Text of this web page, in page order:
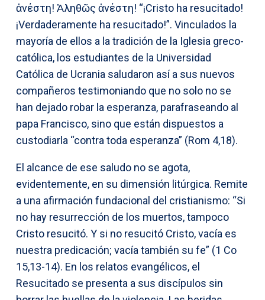
ἀνέστη! Ἀληθῶς ἀνέστη! “¡Cristo ha resucitado!
¡Verdaderamente ha resucitado!”. Vinculados la
mayoría de ellos a la tradición de la Iglesia greco-
católica, los estudiantes de la Universidad
Católica de Ucrania saludaron así a sus nuevos
compañeros testimoniando que no solo no se
han dejado robar la esperanza, parafraseando al
papa Francisco, sino que están dispuestos a
custodiarla “contra toda esperanza” (Rom 4,18).
El alcance de ese saludo no se agota,
evidentemente, en su dimensión litúrgica. Remite
a una afirmación fundacional del cristianismo: “Si
no hay resurrección de los muertos, tampoco
Cristo resucitó. Y si no resucitó Cristo, vacía es
nuestra predicación; vacía también su fe” (1 Co
15,13-14). En los relatos evangélicos, el
Resucitado se presenta a sus discípulos sin